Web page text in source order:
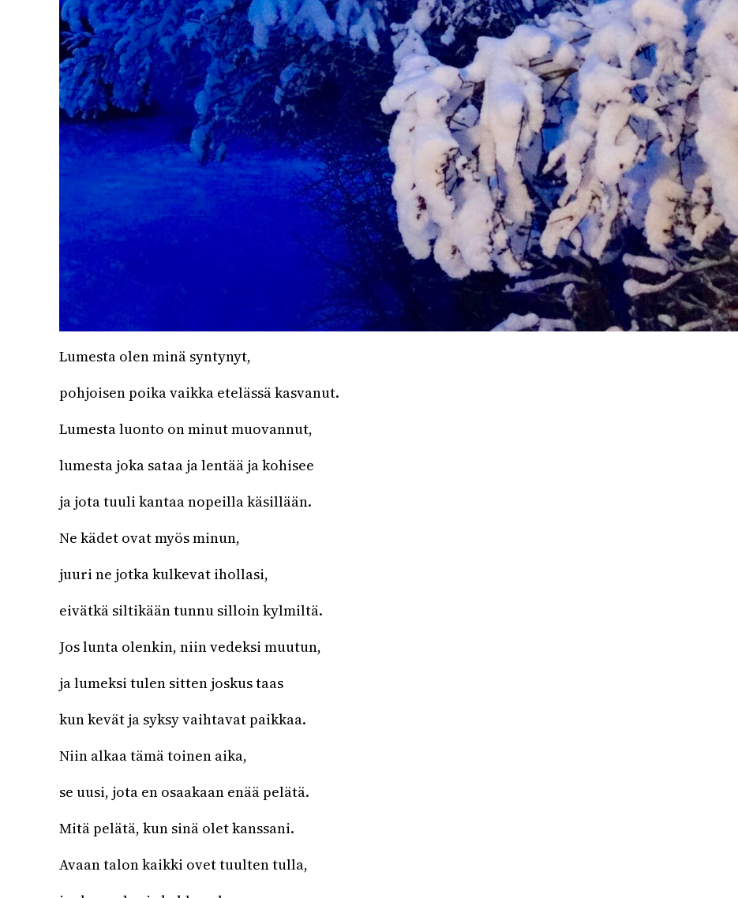
Lumesta olen minä syntynyt,
pohjoisen poika vaikka etelässä kasvanut.
Lumesta luonto on minut muovannut,
lumesta joka sataa ja lentää ja kohisee
ja jota tuuli kantaa nopeilla käsillään.
Ne kädet ovat myös minun,
juuri ne jotka kulkevat ihollasi,
eivätkä siltikään tunnu silloin kylmiltä.
Jos lunta olenkin, niin vedeksi muutun,
ja lumeksi tulen sitten joskus taas
kun kevät ja syksy vaihtavat paikkaa.
Niin alkaa tämä toinen aika,
se uusi, jota en osaakaan enää pelätä.
Mitä pelätä, kun sinä olet kanssani.
Avaan talon kaikki ovet tuulten tulla,